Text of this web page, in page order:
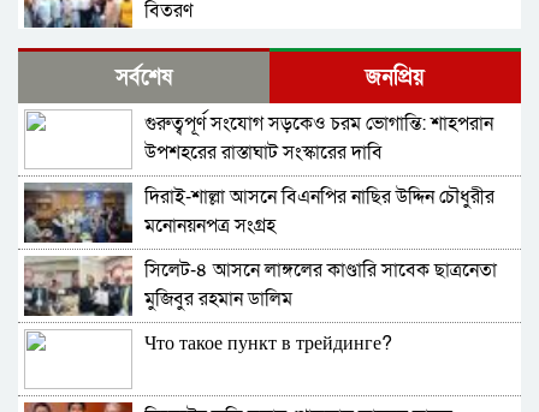
বিতরণ
কোম্পানীগঞ্জে বিএনপির ‘রাষ্ট্র কাঠামো মেরামত’ ৩১
দফার লিফলেট বিতরণ ও গণসংযোগ
জকিগঞ্জে আইনের তোয়াক্কা নেই! খাসজমি দখল করে
নির্বিঘ্নে ভবন বানাচ্ছেন সোনাসার বাজার কমিটির নেতা
আলাউদ্দিন আলাই
বন্ধ থাকবে সিলেটের ৭টি এলাকায় দীর্ঘ ৯ ঘণ্টা বিদ্যুৎ
নিরাপত্তাহীনতায় লাভলুর পরিবার: সিলেটে সশস্ত্র
হামলায়, লুন্ঠিত অর্থ-স্বর্ণ
জলবায়ূ পরিবর্তনে হুমকির মুখে সিলেট
সর্বশেষ জনপ্রিয়
গুরুত্বপূর্ণ সংযোগ সড়কেও চরম ভোগান্তি: শাহপরান
উপশহরের রাস্তাঘাট সংস্কারের দাবি
দিরাই-শাল্লা আসনে বিএনপির নাছির উদ্দিন চৌধুরীর
মনোনয়নপত্র সংগ্রহ
সিলেট-৪ আসনে লাঙ্গলের কাণ্ডারি সাবেক ছাত্রনেতা
মুজিবুর রহমান ডালিম
Что такое пункт в трейдинге?